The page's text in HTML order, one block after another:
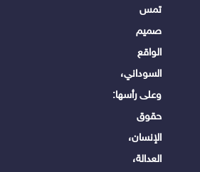
تمس
صميم
الواقع
السوداني،
وعلى رأسها:
حقوق
الإنسان،
العدالة،